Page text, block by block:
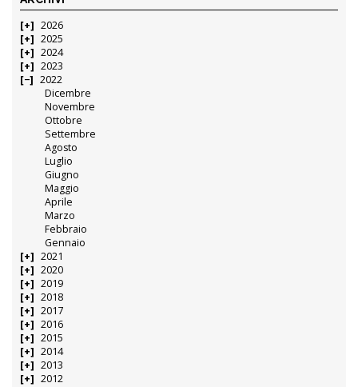
2026
2025
2024
2023
2022
Dicembre
Novembre
Ottobre
Settembre
Agosto
Luglio
Giugno
Maggio
Aprile
Marzo
Febbraio
Gennaio
2021
2020
2019
2018
2017
2016
2015
2014
2013
2012